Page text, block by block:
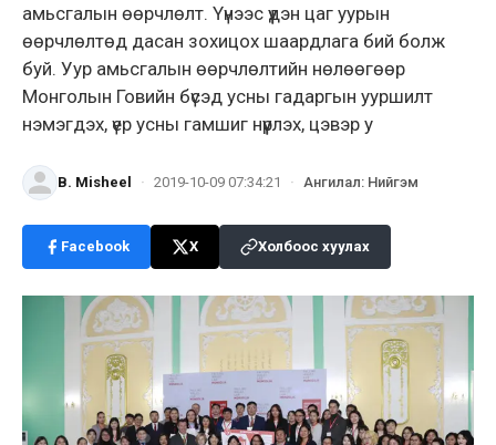
амьсгалын өөрчлөлт. Үүнээс үүдэн цаг уурын
өөрчлөлтөд дасан зохицох шаардлага бий болж
буй. Уур амьсгалын өөрчлөлтийн нөлөөгөөр
Монголын Говийн бүсэд усны гадаргын ууршилт
нэмэгдэх, үер усны гамшиг нүүрлэх, цэвэр у
B. Misheel · 2019-10-09 07:34:21 · Ангилал: Нийгэм
Facebook X Холбоос хуулах